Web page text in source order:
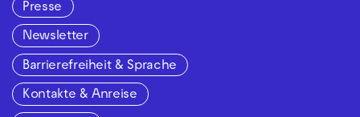
Presse
Newsletter
Barrierefreiheit & Sprache
Kontakte & Anreise